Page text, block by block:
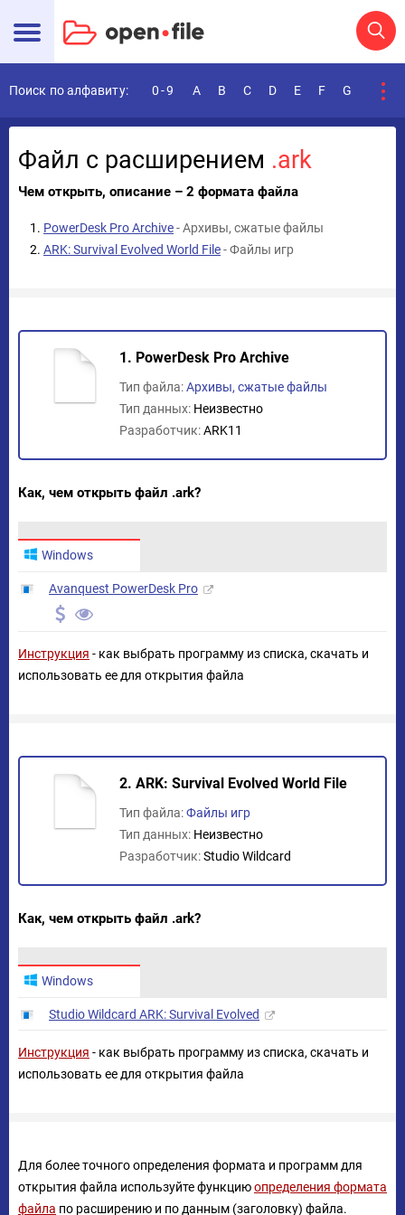
Поиск по алфавиту: 0-9 A B C D E F G
Файл с расширением .ark
Чем открыть, описание – 2 формата файла
PowerDesk Pro Archive- Архивы, сжатые файлы
ARK: Survival Evolved World File- Файлы игр
1. PowerDesk Pro Archive
Тип файла:Архивы, сжатые файлы
Тип данных: Неизвестно
Разработчик:ARK11
Как, чем открыть файл .ark?
Windows
Avanquest PowerDesk Pro
Инструкция - как выбрать программу из списка, скачать и
использовать ее для открытия файла
2. ARK: Survival Evolved World File
Тип файла:Файлы игр
Тип данных: Неизвестно
Разработчик:Studio Wildcard
Как, чем открыть файл .ark?
Windows
Studio Wildcard ARK: Survival Evolved
Инструкция - как выбрать программу из списка, скачать и
использовать ее для открытия файла
Для более точного определения формата и программ для
открытия файла используйте функциюопределения формата
файла по расширению и по данным (заголовку) файла.